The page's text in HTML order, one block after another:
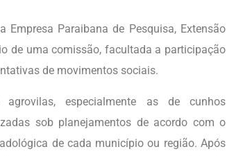
Paraibana de Pesquisa, Extensão
de uma comissão, facultada a participação
de movimentos sociais.
especialmente as de cunhos
sob planejamentos de acordo com o
de cada município ou região. Após